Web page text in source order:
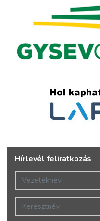
Hírlevél feliratkozás
Vezetéknév
Keresztnév